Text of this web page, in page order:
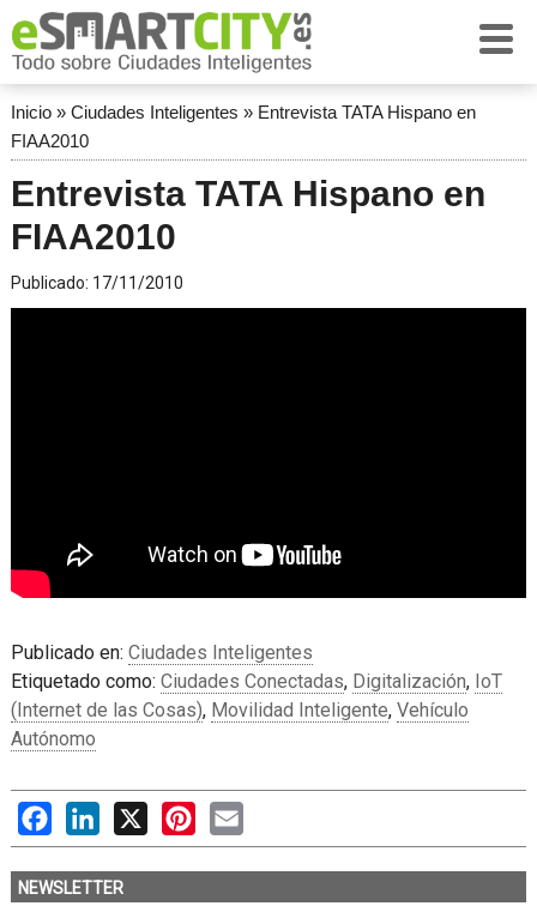
Inicio» Ciudades Inteligentes » Entrevista TATA Hispano en
FIAA2010
Entrevista TATA Hispano en
FIAA2010
Publicado: 17/11/2010
Publicado en: Ciudades Inteligentes
Etiquetado como: Ciudades Conectadas, Digitalización, IoT
(Internet de las Cosas), Movilidad Inteligente, Vehículo
Autónomo
FacebookLinkedIn
X PinterestEmail
NEWSLETTER